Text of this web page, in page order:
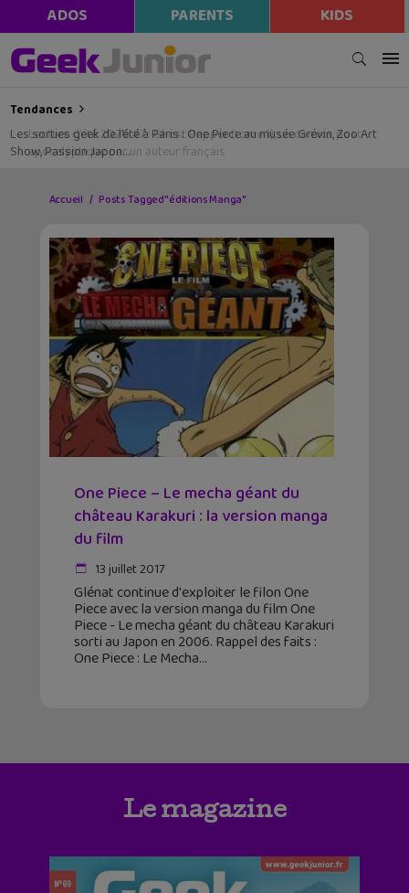
ADOS PARENTS KIDS
Tendances
Les sorties geek de l’été à Paris : One Piece au musée Grévin, Zoo Art
Show, Passion Japon…
Accueil Posts Tagged "éditions Manga"
One Piece – Le mecha géant du
château Karakuri : la version manga
du film
13 juillet 2017
Glénat continue d'exploiter le filon One
Piece avec la version manga du film One
Piece - Le mecha géant du château Karakuri
sorti au Japon en 2006. Rappel des faits :
One Piece : Le Mecha
Le magazine